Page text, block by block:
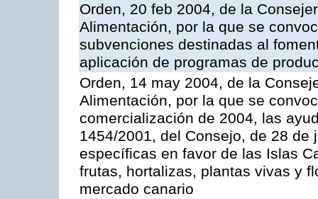
Orden, 20 feb 2004, de la
Alimentación, por la que se
subvenciones destinadas al
aplicación de programas de
Orden, 14 may 2004, de la
Alimentación, por la que se
comercialización de 2004, las
1454/2001, del Consejo, de 28 de
específicas en favor de las Islas
frutas, hortalizas, plantas vivas y
mercado canario